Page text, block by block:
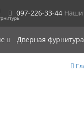
097-226-33-44 Наши
Дверная фурнитура